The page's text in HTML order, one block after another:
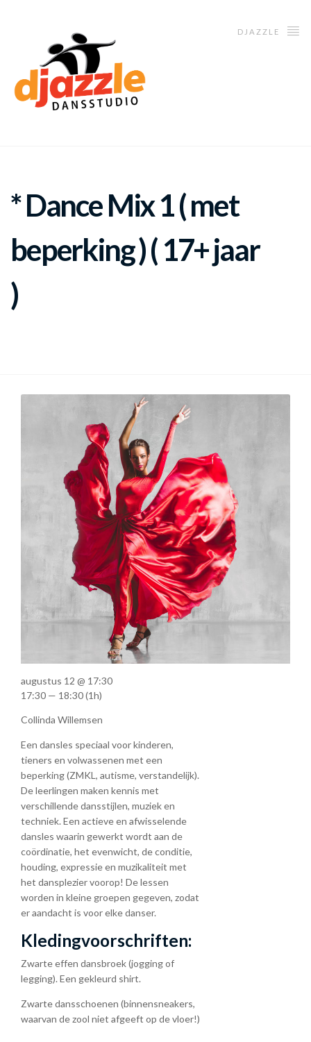
DJAZZLE
* Dance Mix 1 ( met
beperking ) ( 17+ jaar
)
Een dansles speciaal voor kinderen,
tieners en volwassenen met een
beperking (ZMKL, autisme, verstandelijk).
De leerlingen maken kennis met
verschillende dansstijlen, muziek en
techniek. Een actieve en afwisselende
dansles waarin gewerkt wordt aan de
coördinatie, het evenwicht, de conditie,
houding, expressie en muzikaliteit met
het dansplezier voorop! De lessen
worden in kleine groepen gegeven, zodat
er aandacht is voor elke danser.
Kledingvoorschriften:
Zwarte effen dansbroek (jogging of
legging). Een gekleurd shirt.
Zwarte dansschoenen (binnensneakers,
waarvan de zool niet afgeeft op de vloer!)
augustus 12 @ 17:30
17:30 — 18:30(1h)
Collinda Willemsen